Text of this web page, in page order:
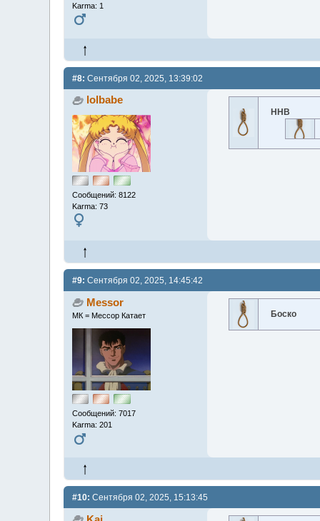
Karma: 1
#8: Сентября 02, 2025, 13:39:02
lolbabe
Сообщений: 8122
Karma: 73
ННВ
#9: Сентября 02, 2025, 14:45:42
Messor
МК = Мессор Катает
Сообщений: 7017
Karma: 201
Боско
#10: Сентября 02, 2025, 15:13:45